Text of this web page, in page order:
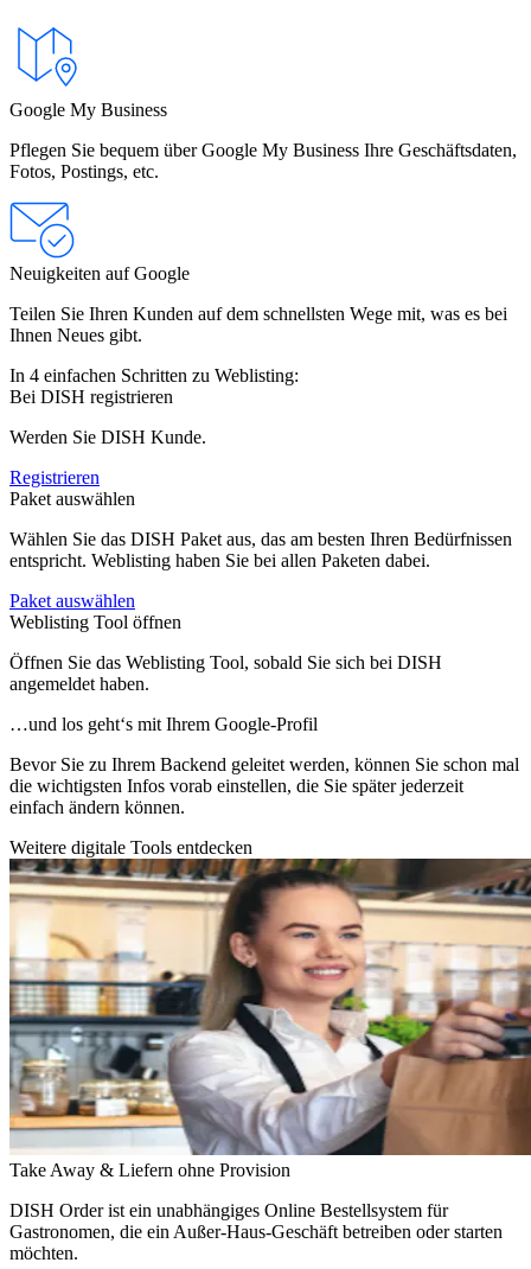
Google My Business
Pflegen Sie bequem über Google My Business Ihre Geschäftsdaten,
Fotos, Postings, etc.
Neuigkeiten auf Google
Teilen Sie Ihren Kunden auf dem schnellsten Wege mit, was es bei
Ihnen Neues gibt.
In 4 einfachen Schritten zu Weblisting:
Bei DISH registrieren
Werden Sie DISH Kunde.
Registrieren
Paket auswählen
Wählen Sie das DISH Paket aus, das am besten Ihren Bedürfnissen
entspricht. Weblisting haben Sie bei allen Paketen dabei.
Paket auswählen
Weblisting Tool öffnen
Öffnen Sie das Weblisting Tool, sobald Sie sich bei DISH
angemeldet haben.
…und los geht‘s mit Ihrem Google-Profil
Bevor Sie zu Ihrem Backend geleitet werden, können Sie schon mal
die wichtigsten Infos vorab einstellen, die Sie später jederzeit
einfach ändern können.
Weitere digitale Tools entdecken
Take Away & Liefern ohne Provision
DISH Order ist ein unabhängiges Online Bestellsystem für
Gastronomen, die ein Außer-Haus-Geschäft betreiben oder starten
möchten.